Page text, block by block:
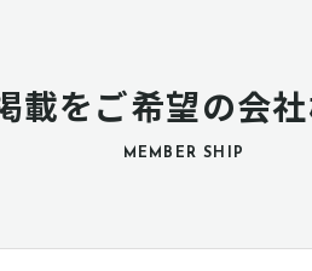
載をご希望の会
MEMBER SHIP